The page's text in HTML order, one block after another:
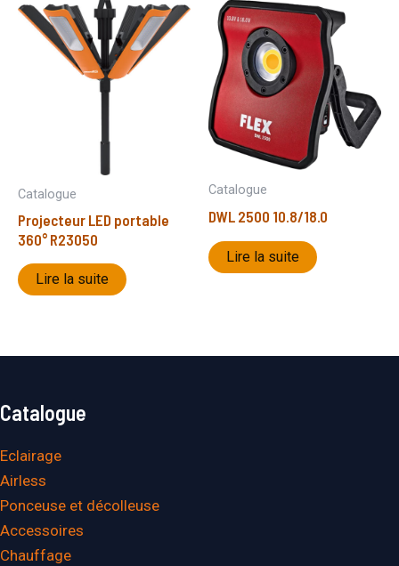
Catalogue
Projecteur LED portable
360° R23050
Lire la suite
Catalogue
DWL 2500 10.8/18.0
Lire la suite
Catalogue
Eclairage
Airless
Ponceuse et décolleuse
Accessoires
Chauffage